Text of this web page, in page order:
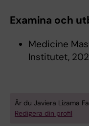
Examina och
Medicine
Institutet,
Är du Javiera Lizama
Redigera din profil